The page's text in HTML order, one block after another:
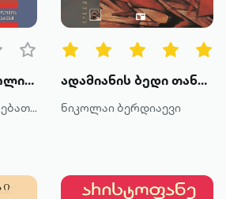
სოციალურ და პოლიტიკურ ტერმინთა ლექსიკონი - ცნობარი
სოციალურ მეცნიერებათა ცენტრი
ადამიანის ბედი თანამედროვე სამყაროში
ნიკოლაი ბერდიაევი